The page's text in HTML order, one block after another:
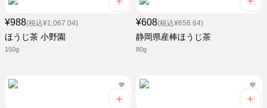
¥988(税込¥1,067.04)
ほうじ茶 小野園
150g
¥608(税込¥656.64)
静岡県産棒ほうじ茶
80g